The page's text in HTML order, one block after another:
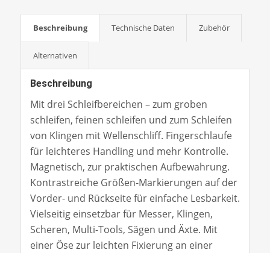
Beschreibung Technische Daten Zubehör
Alternativen
Beschreibung
Mit drei Schleifbereichen – zum groben
schleifen, feinen schleifen und zum Schleifen
von Klingen mit Wellenschliff. Fingerschlaufe
für leichteres Handling und mehr Kontrolle.
Magnetisch, zur praktischen Aufbewahrung.
Kontrastreiche Größen-Markierungen auf der
Vorder- und Rückseite für einfache Lesbarkeit.
Vielseitig einsetzbar für Messer, Klingen,
Scheren, Multi-Tools, Sägen und Äxte. Mit
einer Öse zur leichten Fixierung an einer